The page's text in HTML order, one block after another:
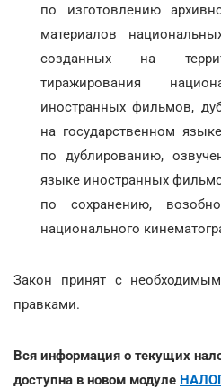
по изготовлению
материалов
созданных на
тиражирования
иностранных фильмов,
на государственном
по дублированию,
языке иностранных
по сохранению,
национального
Закон принят с
правками.
Вся информация о текущих
доступна в новом модуле